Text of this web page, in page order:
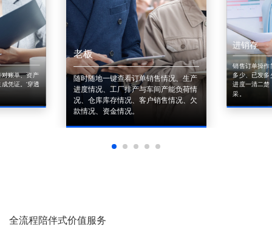
账单、资产
凭证。'穿透
老板
随时随地一键查看订单销售情况、生产
进度情况、工厂排产与车间产能负荷情
况、仓库库存情况、客户销售情况、欠
款情况、资金情况。
进销存
销售订单操作
多少、已发多
进度一清二楚
采。
全流程陪伴式价值服务